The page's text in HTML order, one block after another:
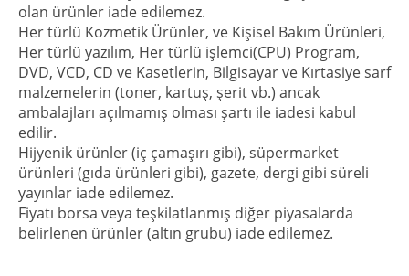
olan ürünler iade edilemez.
Her türlü Kozmetik Ürünler, ve Kişisel Bakım Ürünleri,
Her türlü yazılım, Her türlü işlemci(CPU) Program,
DVD, VCD, CD ve Kasetlerin, Bilgisayar ve Kırtasiye sarf
malzemelerin (toner, kartuş, şerit vb.) ancak
ambalajları açılmamış olması şartı ile iadesi kabul
edilir.
Hijyenik ürünler (iç çamaşırı gibi), süpermarket
ürünleri (gıda ürünleri gibi), gazete, dergi gibi süreli
yayınlar iade edilemez.
Fiyatı borsa veya teşkilatlanmış diğer piyasalarda
belirlenen ürünler (altın grubu) iade edilemez.